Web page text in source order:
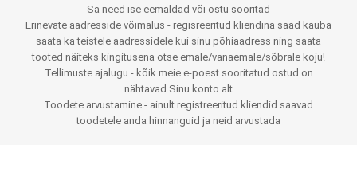
Sa need ise eemaldad või ostu sooritad
Erinevate aadresside võimalus - regisreeritud kliendina saad kauba
saata ka teistele aadressidele kui sinu põhiaadress ning saata
tooted näiteks kingitusena otse emale/vanaemale/sõbrale koju!
Tellimuste ajalugu - kõik meie e-poest sooritatud ostud on
nähtavad Sinu konto alt
Toodete arvustamine - ainult registreeritud kliendid saavad
toodetele anda hinnanguid ja neid arvustada